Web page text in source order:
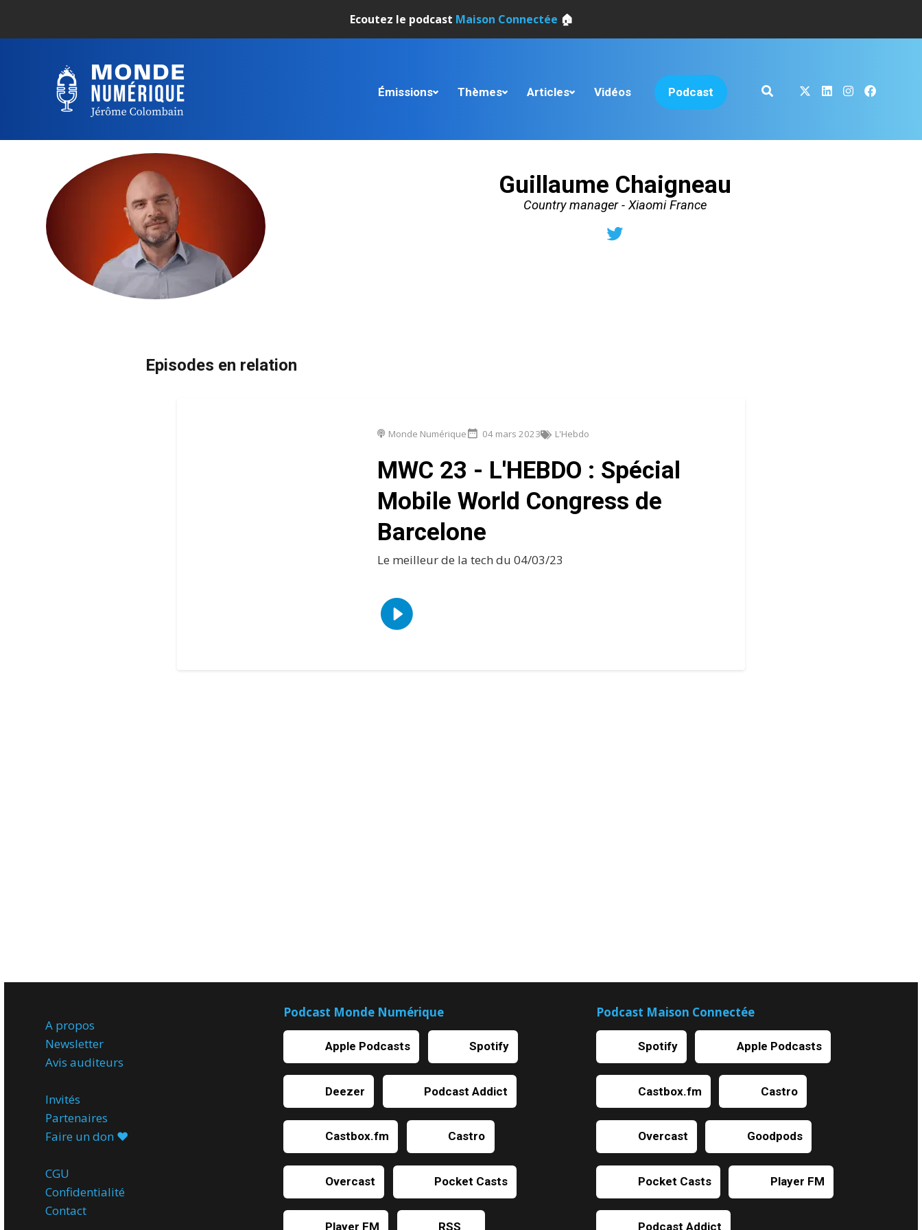
Ecoutez le podcast Maison Connectée 🏠
Émissions Thèmes Articles Vidéos Podcast
Guillaume Chaigneau
Country manager - Xiaomi France
Episodes en relation
Monde Numérique 04 mars 2023 L'Hebdo
MWC 23 - L'HEBDO : Spécial
Mobile World Congress de
Barcelone
Le meilleur de la tech du 04/03/23
A propos
Newsletter
Avis auditeurs
Invités
Partenaires
Faire un don ♥️
CGU
Confidentialité
Contact
Podcast Monde Numérique
Apple Podcasts Spotify
Deezer Podcast Addict
Castbox.fm Castro
Overcast Pocket Casts
Player FM RSS
Podcast Maison Connectée
Spotify Apple Podcasts
Castbox.fm Castro
Overcast Goodpods
Pocket Casts Player FM
Podcast Addict